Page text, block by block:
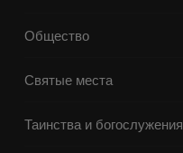
Общество
Святые места
Таинства и богослужения